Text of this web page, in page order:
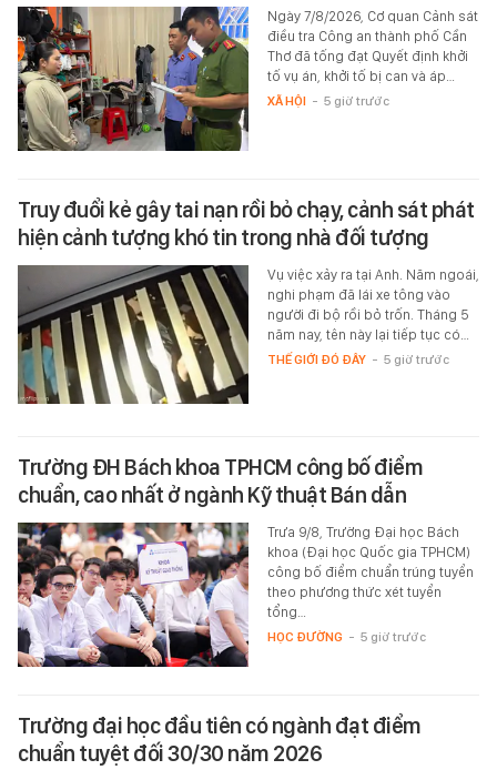
Ngày 7/8/2026, Cơ quan Cảnh sát
điều tra Công an thành phố Cần
Thơ đã tống đạt Quyết định khởi
tố vụ án, khởi tố bị can và áp…
XÃ HỘI - 5 giờ trước
Truy đuổi kẻ gây tai nạn rồi bỏ chạy, cảnh sát phát
hiện cảnh tượng khó tin trong nhà đối tượng
Vụ việc xảy ra tại Anh. Năm ngoái,
nghi phạm đã lái xe tông vào
người đi bộ rồi bỏ trốn. Tháng 5
năm nay, tên này lại tiếp tục có…
THẾ GIỚI ĐÓ ĐÂY - 5 giờ trước
Trường ĐH Bách khoa TPHCM công bố điểm
chuẩn, cao nhất ở ngành Kỹ thuật Bán dẫn
Trưa 9/8, Trường Đại học Bách
khoa (Đại học Quốc gia TPHCM)
công bố điểm chuẩn trúng tuyển
theo phương thức xét tuyển
tổng…
HỌC ĐƯỜNG - 5 giờ trước
Trường đại học đầu tiên có ngành đạt điểm
chuẩn tuyệt đối 30/30 năm 2026